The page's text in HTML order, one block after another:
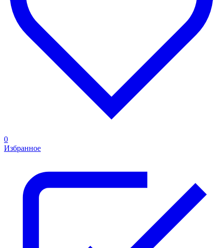
0
Избранное